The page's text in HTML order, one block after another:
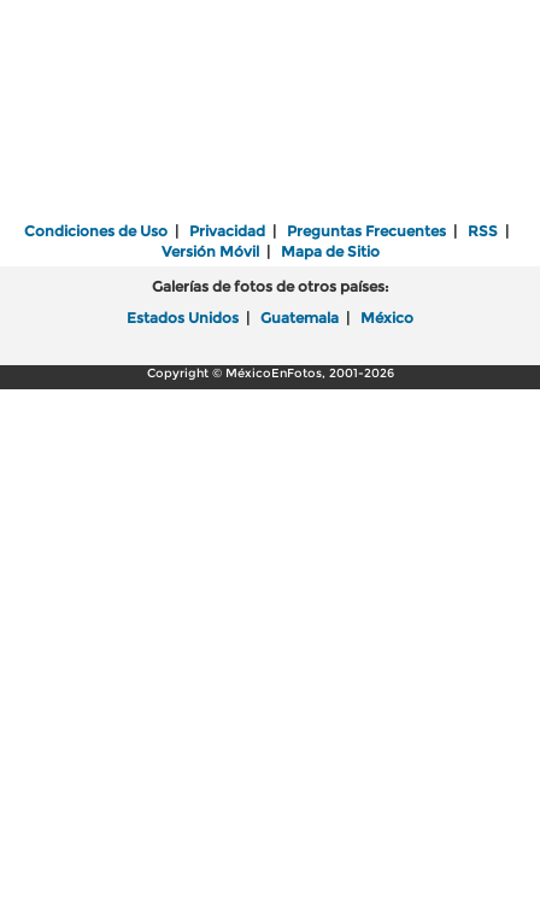
Condiciones de Uso | Privacidad | Preguntas Frecuentes | RSS |
Versión Móvil| Mapa de Sitio
Galerías de fotos de otros países:
Estados Unidos | Guatemala | México
Copyright © MéxicoEnFotos, 2001-2026